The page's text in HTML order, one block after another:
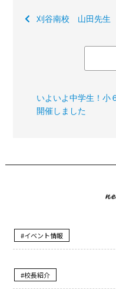
刈谷南校 山田先生
いよいよ中学生！小
開催しました